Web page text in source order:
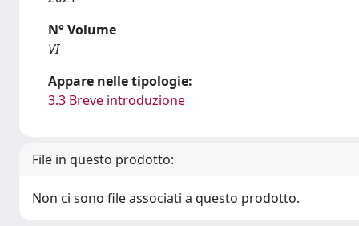
N° Volume
VI
Appare nelle tipologie:
3.3 Breve introduzione
File in questo prodotto:
Non ci sono file associati a questo prodotto.